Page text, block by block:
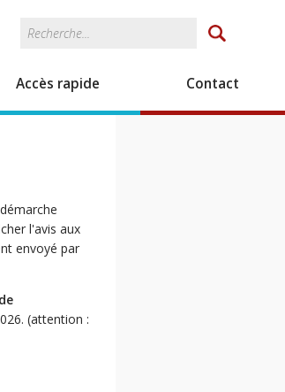
Accès rapide Contact
Formulaire de
recherche
l'avis aux
envoyé par
(attention :